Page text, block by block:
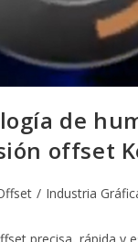
de
offset
/ Industria